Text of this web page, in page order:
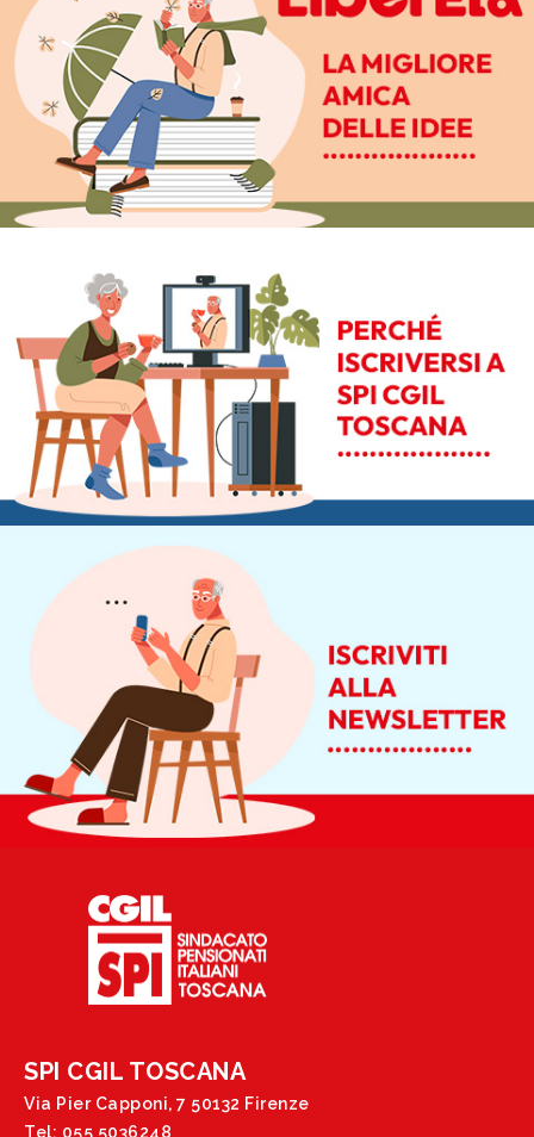
SPI CGIL TOSCANA
Via Pier Capponi, 7 50132 Firenze
Tel: 055 5036248